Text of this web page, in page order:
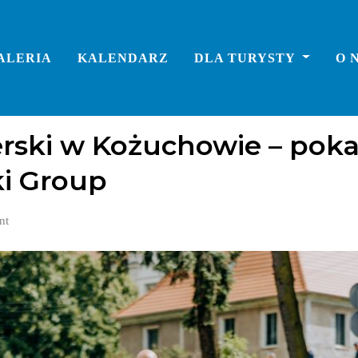
KALENDARZ DLA TURYSTY O
w Kożuchowie –
Group